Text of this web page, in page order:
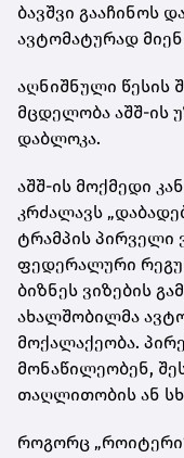
ბავშვი გააჩინოს
ავტომატურად
აღნიშნული წესის
მცდელობა აშშ-ის
დაბლოკა.
აშშ-ის მოქმედი
კრძალავს
ტრამპის პირველი
ფედერალური
ბიზნეს ვიზების
ახალშობილმა
მოქალაქეობა.
მონაწილეობენ,
თაღლითობის ან
როგორც